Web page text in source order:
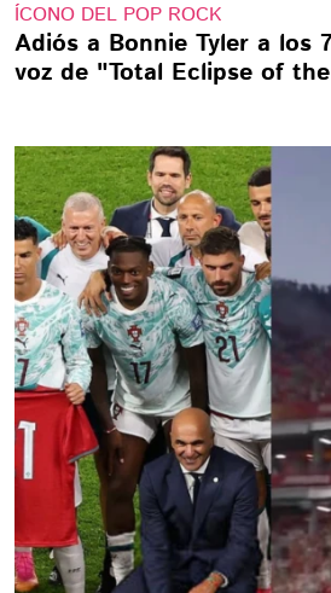
ÍCONO DEL POP ROCK
Adiós a Bonnie Tyler a los
voz de "Total Eclipse of